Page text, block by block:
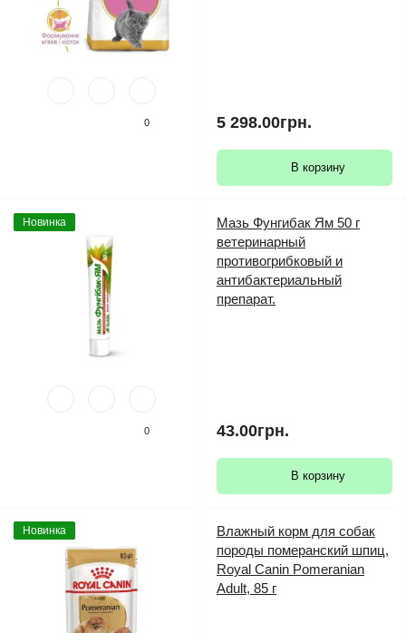
0 5 298.00грн.
В корзину
Новинка
0
Мазь Фунгибак Ям 50 г
ветеринарный
противогрибковый и
антибактериальный
препарат.
43.00грн.
В корзину
Новинка
Влажный корм для собак
породы померанский шпиц,
Royal Canin Pomeranian
Adult, 85 г